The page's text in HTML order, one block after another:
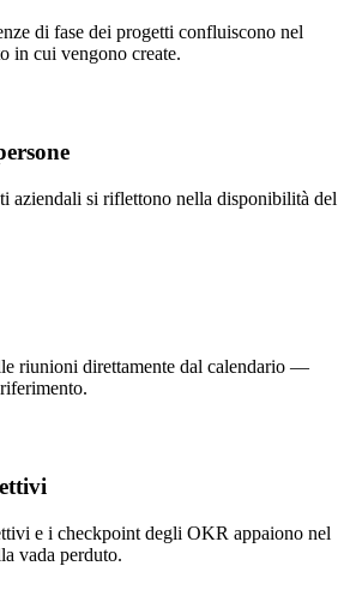
di fase dei progetti confluiscono nel
in cui vengono create.
aziendali si riflettono nella disponibilità del
riunioni direttamente dal calendario —
e i checkpoint degli OKR appaiono nel
vada perduto.